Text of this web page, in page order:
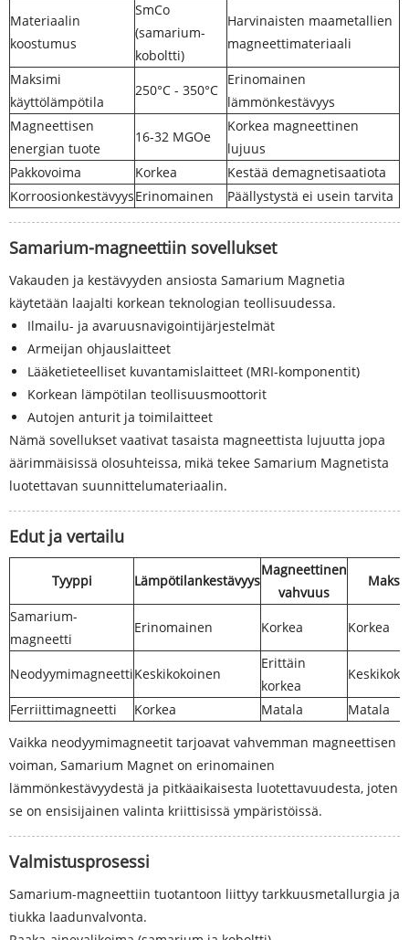
Materiaalin
koostumus
SmCo
(samarium-
koboltti)
Harvinaisten maametallien
magneettimateriaali
Maksimi
käyttölämpötila
250°C - 350°C
Erinomainen
lämmönkestävyys
Magneettisen
energian tuote
16-32 MGOe
Korkea magneettinen
lujuus
Pakkovoima
Korkea
Kestää demagnetisaatiota
KorroosionkestävyysErinomainen Päällystystä ei usein tarvita
Samarium-magneettiin sovellukset
Vakauden ja kestävyyden ansiosta Samarium Magnetia
käytetään laajalti korkean teknologian teollisuudessa.
Ilmailu- ja avaruusnavigointijärjestelmät
Armeijan ohjauslaitteet
Lääketieteelliset kuvantamislaitteet (MRI-komponentit)
Korkean lämpötilan teollisuusmoottorit
Autojen anturit ja toimilaitteet
Nämä sovellukset vaativat tasaista magneettista lujuutta jopa
äärimmäisissä olosuhteissa, mikä tekee Samarium Magnetista
luotettavan suunnittelumateriaalin.
Edut ja vertailu
Tyyppi Lämpötilankestävyys
Magneettinen
vahvuus
Samarium-
magneetti
Erinomainen Korkea Korkea
NeodyymimagneettiKeskikokoinen
Erittäin
korkea
Ferriittimagneetti Korkea Matala
Matala
Vaikka neodyymimagneetit tarjoavat vahvemman magneettisen
voiman, Samarium Magnet on erinomainen
lämmönkestävyydestä ja pitkäaikaisesta luotettavuudesta, joten
se on ensisijainen valinta kriittisissä ympäristöissä.
Valmistusprosessi
Samarium-magneettiin tuotantoon liittyy tarkkuusmetallurgia ja
tiukka laadunvalvonta.